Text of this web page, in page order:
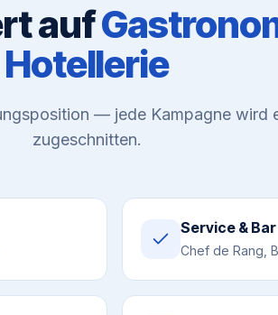
auf
Hotellerie
— jede Kampagne wird
zugeschnitten.
Service & Bar
Chef de Rang,